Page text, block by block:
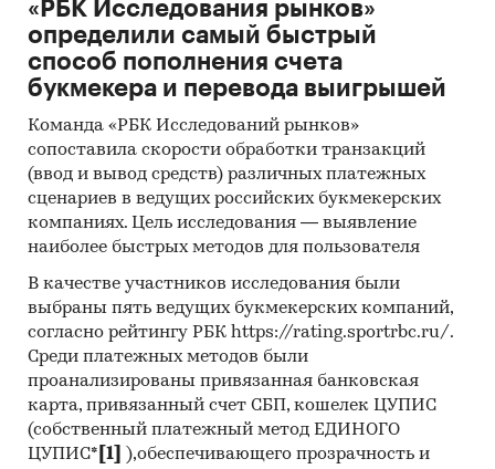
проведение расчетов. Статистика и
аналитика
Прогноз ГидМаркет. Современные
статистические методы прогнозирования с
поправкой на мнение экспертов.
Отчет отражает мнение авторов и не является
инвестиционной рекомендацией
Категории: Промышленность / ... / Добыча
«РБК Исследования рынков»
определили самый быстрый
способ пополнения счета
букмекера и перевода выигрышей
Команда «РБК Исследований рынков»
сопоставила скорости обработки транзакций
(ввод и вывод средств) различных платежных
сценариев в ведущих российских букмекерских
компаниях. Цель исследования — выявление
наиболее быстрых методов для пользователя
В качестве участников исследования были
выбраны пять ведущих букмекерских компаний,
согласно рейтингу РБК https://rating.sportrbc.ru/.
Среди платежных методов были
проанализированы привязанная банковская
карта, привязанный счет СБП, кошелек ЦУПИС
(собственный платежный метод ЕДИНОГО
ЦУПИС* [1]
),обеспечивающего прозрачность и